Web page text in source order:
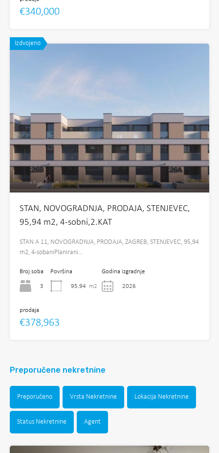
€340,000
Izdvojeno
STAN, NOVOGRADNJA, PRODAJA, STENJEVEC,
95,94 m2, 4-sobni,2.KAT
STAN A 11, NOVOGRADNJA, PRODAJA, ZAGREB, STENJEVEC, 95,94
m2, 4-sobaniPlanirani…
Broj soba
3
Površina
95.94 m2
Godina izgradnje
2026
prodaja
€378,963
Preporučene nekretnine
Preporučeno Vrsta Nekretnine Lokacija Nekretnine
Status Nekretnine Agent